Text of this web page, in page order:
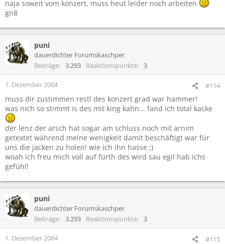
naja soweit vom konzert, muss heut leider noch arbeiten
gn8
puni
dauerdichter Forumskaschper
Beiträge
3.293 Reaktionspunkte 3
1. Dezember 2004 #114
muss dir zustimmen restl des konzert grad war hammer!
was nich so stimmt is des mit king kahn... fand ich total kacke
der lenz der arsch hat sogar am schluss noch mit arnim
getextet während meine wenigkeit damit beschäftigt war für
uns die jacken zu holen! wie ich ihn hasse ;)
woah ich freu mich voll auf fürth des wird sau egil hab ichs
gefühl!
puni
dauerdichter Forumskaschper
Beiträge
3.293 Reaktionspunkte 3
1. Dezember 2004 #115